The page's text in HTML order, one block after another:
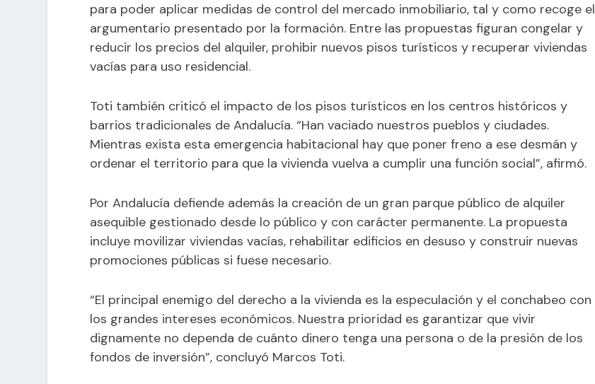
para poder aplicar medidas de control del mercado inmobiliario, tal y como recoge el
argumentario presentado por la formación. Entre las propuestas figuran congelar y
reducir los precios del alquiler, prohibir nuevos pisos turísticos y recuperar viviendas
vacías para uso residencial.
Toti también criticó el impacto de los pisos turísticos en los centros históricos y
barrios tradicionales de Andalucía. “Han vaciado nuestros pueblos y ciudades.
Mientras exista esta emergencia habitacional hay que poner freno a ese desmán y
ordenar el territorio para que la vivienda vuelva a cumplir una función social”, afirmó.
Por Andalucía defiende además la creación de un gran parque público de alquiler
asequible gestionado desde lo público y con carácter permanente. La propuesta
incluye movilizar viviendas vacías, rehabilitar edificios en desuso y construir nuevas
promociones públicas si fuese necesario.
“El principal enemigo del derecho a la vivienda es la especulación y el conchabeo con
los grandes intereses económicos. Nuestra prioridad es garantizar que vivir
dignamente no dependa de cuánto dinero tenga una persona o de la presión de los
fondos de inversión”, concluyó Marcos Toti.